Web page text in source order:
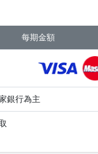
每期金額
銀行為主